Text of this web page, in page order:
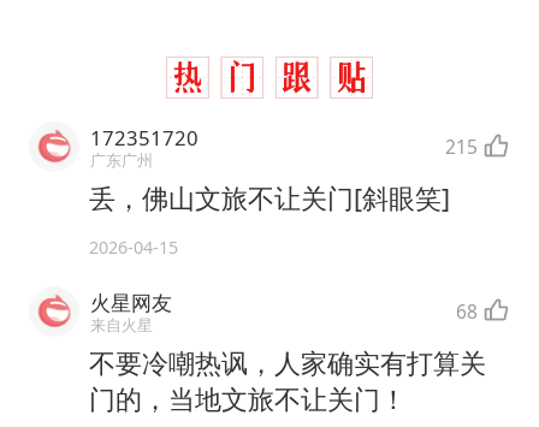
172351720
广东广州 215
丢，佛山文旅不让关门[斜眼笑]
2026-04-15
火星网友
来自火星 68
不要冷嘲热讽，人家确实有打算关
门的，当地文旅不让关门！